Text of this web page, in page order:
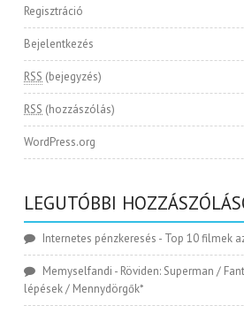
Regisztráció
Bejelentkezés
RSS (bejegyzés)
RSS (hozzászólás)
WordPress.org
LEGUTÓBBI
Internetes pénzkeresés - Top 10 filmek
Memyselfandi - Röviden: Superman /
lépések / Mennydörgők*